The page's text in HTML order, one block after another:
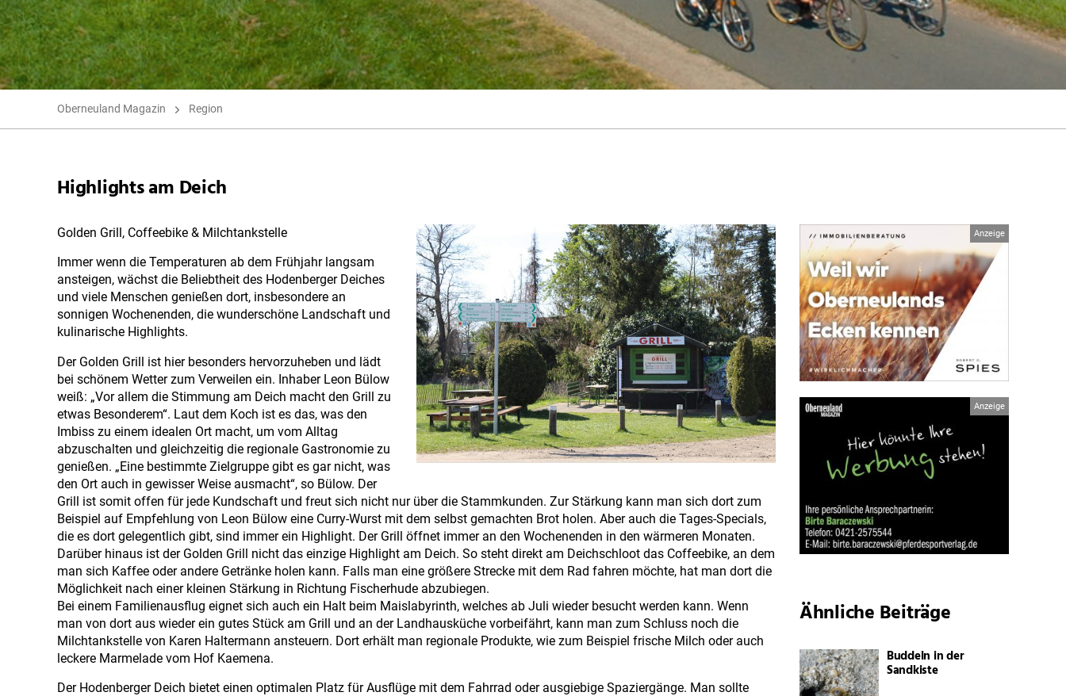
Oberneuland Magazin Region
Highlights am Deich
Golden Grill, Coffeebike & Milchtankstelle
Immer wenn die Temperaturen ab dem Frühjahr langsam
ansteigen, wächst die Beliebtheit des Hodenberger Deiches
und viele Menschen genießen dort, insbesondere an
sonnigen Wochenenden, die wunderschöne Landschaft und
kulinarische Highlights.
Der Golden Grill ist hier besonders hervorzuheben und lädt
bei schönem Wetter zum Verweilen ein. Inhaber Leon Bülow
weiß: „Vor allem die Stimmung am Deich macht den Grill zu
etwas Besonderem“. Laut dem Koch ist es das, was den
Imbiss zu einem idealen Ort macht, um vom Alltag
abzuschalten und gleichzeitig die regionale Gastronomie zu
genießen. „Eine bestimmte Zielgruppe gibt es gar nicht, was
den Ort auch in gewisser Weise ausmacht“, so Bülow. Der
Grill ist somit offen für jede Kundschaft und freut sich nicht nur über die Stammkunden. Zur Stärkung kann man sich dort zum
Beispiel auf Empfehlung von Leon Bülow eine Curry-Wurst mit dem selbst gemachten Brot holen. Aber auch die Tages-Specials,
die es dort gelegentlich gibt, sind immer ein Highlight. Der Grill öffnet immer an den Wochenenden in den wärmeren Monaten.
Darüber hinaus ist der Golden Grill nicht das einzige Highlight am Deich. So steht direkt am Deichschloot das Coffeebike, an dem
man sich Kaffee oder andere Getränke holen kann. Falls man eine größere Strecke mit dem Rad fahren möchte, hat man dort die
Möglichkeit nach einer kleinen Stärkung in Richtung Fischerhude abzubiegen.
Bei einem Familienausflug eignet sich auch ein Halt beim Maislabyrinth, welches ab Juli wieder besucht werden kann. Wenn
man von dort aus wieder ein gutes Stück am Grill und an der Landhausküche vorbeifährt, kann man zum Schluss noch die
Milchtankstelle von Karen Haltermann ansteuern. Dort erhält man regionale Produkte, wie zum Beispiel frische Milch oder auch
leckere Marmelade vom Hof Kaemena.
Der Hodenberger Deich bietet einen optimalen Platz für Ausflüge mit dem Fahrrad oder ausgiebige Spaziergänge. Man sollte
Ähnliche Beiträge
Buddeln in der
Sandkiste